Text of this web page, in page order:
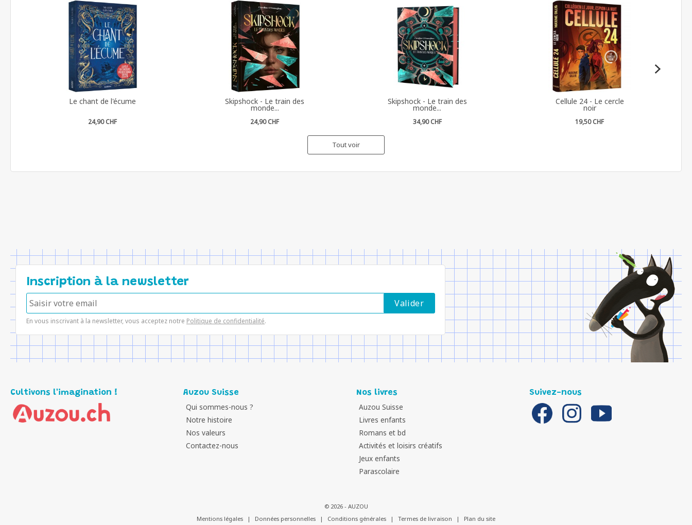
Le chant de l'écume
24,90 CHF
Skipshock - Le train des
monde...
24,90 CHF
Skipshock - Le train des
monde...
34,90 CHF
Cellule 24 - Le cercle
noir
19,50 CHF
Tout voir
Inscription à la newsletter
En vous inscrivant à la newsletter, vous acceptez notre Politique de confidentialité.
Cultivons l'imagination ! Auzou Suisse
Qui sommes-nous ?
Notre histoire
Nos valeurs
Contactez-nous
Nos livres
Auzou Suisse
Livres enfants
Romans et bd
Activités et loisirs créatifs
Jeux enfants
Parascolaire
Suivez-nous
© 2026 - AUZOU
Mentions légales
| Données personnelles | Conditions générales | Termes de livraison | Plan du site